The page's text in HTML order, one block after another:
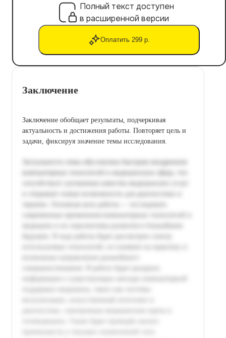
Полный текст доступен
в расширенной версии
Оплатить 299 р.
Заключение
Заключение обобщает результаты, подчеркивая
актуальность и достижения работы. Повторяет цель и
задачи, фиксируя значение темы исследования.